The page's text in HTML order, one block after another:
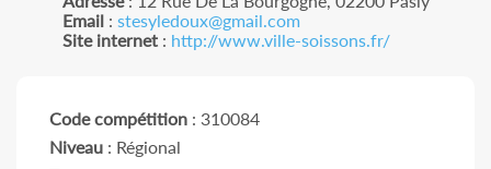
Email: stesyledoux@gmail.com
Site internet: http://www.ville-soissons.fr/
Code compétition : 310084
Niveau : Régional